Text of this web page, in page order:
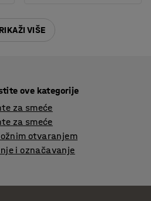
VIŠE
ove kategorije
za smeće
za smeće
otvaranjem
i označavanje